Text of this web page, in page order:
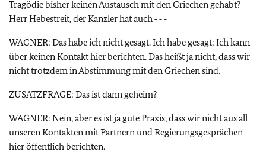
Tragödie bisher keinen Austausch mit den Griechen gehabt?
Herr Hebestreit, der Kanzler hat auch ‑ ‑ ‑
WAGNER: Das habe ich nicht gesagt. Ich habe gesagt: Ich kann
über keinen Kontakt hier berichten. Das heißt ja nicht, dass wir
nicht trotzdem in Abstimmung mit den Griechen sind.
ZUSATZFRAGE: Das ist dann geheim?
WAGNER: Nein, aber es ist ja gute Praxis, dass wir nicht aus all
unseren Kontakten mit Partnern und Regierungsgesprächen
hier öffentlich berichten.